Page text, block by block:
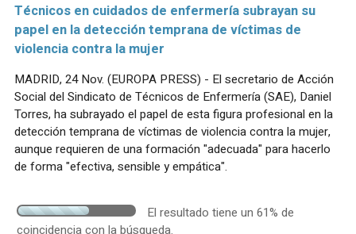
Técnicos en cuidados de enfermería subrayan su
papel en la detección temprana de víctimas de
violencia contra la mujer
MADRID, 24 Nov. (EUROPA PRESS) - El secretario de Acción
Social del Sindicato de Técnicos de Enfermería (SAE), Daniel
Torres, ha subrayado el papel de esta figura profesional en la
detección temprana de víctimas de violencia contra la mujer,
aunque requieren de una formación "adecuada" para hacerlo
de forma "efectiva, sensible y empática".
El resultado tiene un 61% de
coincidencia con la búsqueda.